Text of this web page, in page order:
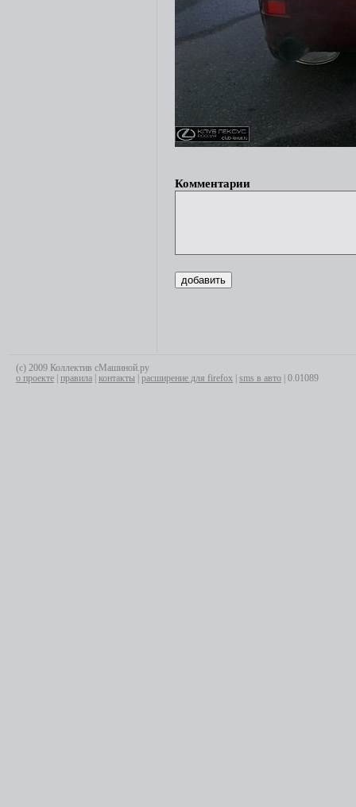
Комментарии
(с) 2009 Коллектив сМашиной.ру
о проекте
правила контакты расширение для firefox sms в авто | 0.01089